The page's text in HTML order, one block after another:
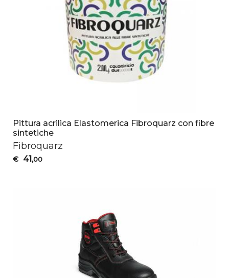
Pittura acrilica Elastomerica Fibroquarz con fibre
sintetiche
Fibroquarz
€ 41,00